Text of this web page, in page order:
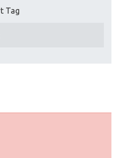
Tag